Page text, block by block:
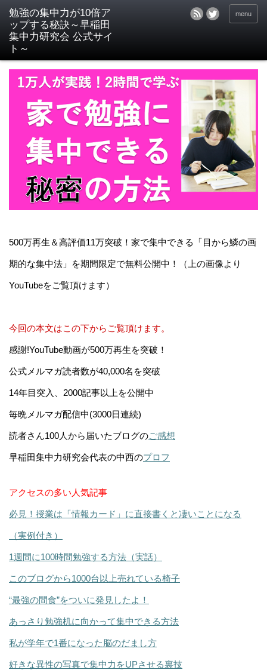
menu
500万再生＆高評価11万突破！家で集中できる「目から鱗の画
期的な集中法」を期間限定で無料公開中！（上の画像より
YouTubeをご覧頂けます）
今回の本文はこの下からご覧頂けます。
感謝!YouTube動画が500万再生を突破！
公式メルマガ読者数が40,000名を突破
14年目突入、2000記事以上を公開中
毎晩メルマガ配信中(3000日連続)
読者さん100人から届いたブログのご感想
早稲田集中力研究会代表の中西のプロフ
アクセスの多い人気記事
必見！授業は「情報カード」に直接書くと凄いことになる
（実例付き）
1週間に100時間勉強する方法（実話）
このブログから1000台以上売れている椅子
“最強の間食”をついに発見したよ！
あっさり勉強机に向かって集中できる方法
私が学年で1番になった脳のだまし方
好きな異性の写真で集中力をUPさせる裏技